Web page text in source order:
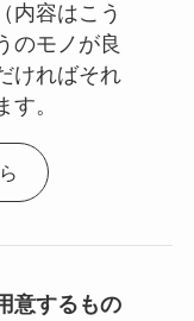
内容はこう
のモノが良
ければそれ
。
意するもの